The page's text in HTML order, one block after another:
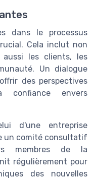
dans le processus
Cela inclut non
aussi les clients, les
Un dialogue
des perspectives
confiance envers
d'une entreprise
un comité consultatif
membres de la
régulièrement pour
des nouvelles